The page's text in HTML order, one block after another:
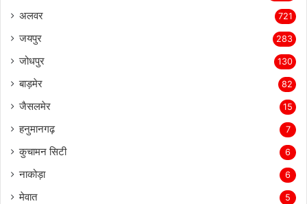
अलवर 721
जयपुर 283
जोधपुर 130
बाड़मेर 82
जैसलमेर 15
हनुमानगढ़ 7
कुचामन सिटी 6
नाकोड़ा 6
मेवात 5